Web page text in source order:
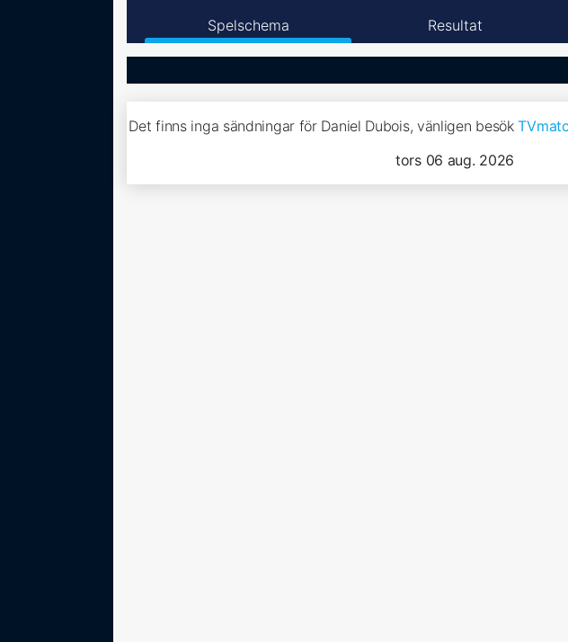
Spelschema Resultat
Det finns inga sändningar för Daniel Dubois, vänligen besök
tors 06 aug. 2026